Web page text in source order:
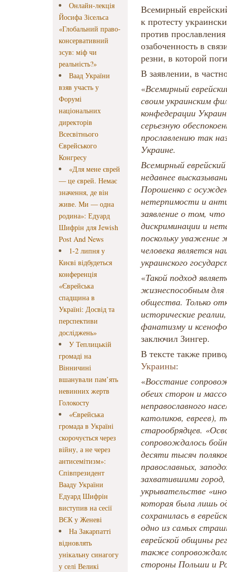
Онлайн-лекція
Йосифа Зісельса
«Глобальний право-
консервативний
зсув: міф чи
реальність?»
Ваад України
взяв участь у
Форумі
національних
директорів
Всесвітнього
Єврейського
Конгресу
«Для мене єврей
— це єврей. Немає
значення, де він
живе. Ми — одна
родина»: Едуард
Шифрін для Jewish
Post And News
1-2 липня у
Києві відбудеться
конференція
«Єврейська
спадщина в
Україні: Досвід та
перспективи
досліджень»
У Теплицькій
громаді на
Вінничині
вшанували пам’ять
невинних жертв
Голокосту
«Єврейська
громада в Україні
скорочується через
війну, а не через
антисемітизм»:
Співпрезидент
Вааду України
Едуард Шифрін
виступив на сесії
ВЄК у Женеві
На Закарпатті
відновлять
унікальну синагогу
у селі Великі
Всемирный
к протесту
против
озабоченность в
резни, в которой
В заявлении, в
«Всемирный
своим украинским
конфедерации
серьезную
прославлению так
Украине.
Всемирный
недавнее
Порошенко с
нетерпимости и
заявление о том,
дискриминации и
поскольку
человека является
украинского
«Такой подход
жизнеспособным
общества. Только
исторические
фанатизму и
заключил Зингер.
В тексте также
Украины:
«Восстание
обеих сторон и
неправославного
католиков, евреев),
старообрядцев.
сопровождалось
десяти тысяч
православных,
захватившими
укрывательстве
которая была лишь
сохранилась в
одно из самых
еврейской общины
также
стороны Польши и